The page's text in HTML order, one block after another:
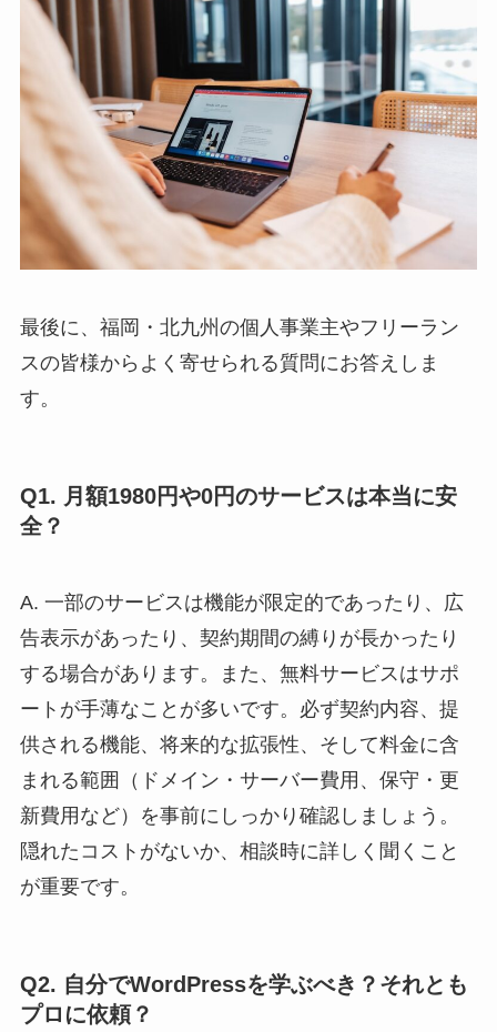
最後に、福岡・北九州の個人事業主やフリーラン
スの皆様からよく寄せられる質問にお答えしま
す。
Q1. 月額1980円や0円のサービスは本当に安
全？
A. 一部のサービスは機能が限定的であったり、広
告表示があったり、契約期間の縛りが長かったり
する場合があります。また、無料サービスはサポ
ートが手薄なことが多いです。必ず契約内容、提
供される機能、将来的な拡張性、そして料金に含
まれる範囲（ドメイン・サーバー費用、保守・更
新費用など）を事前にしっかり確認しましょう。
隠れたコストがないか、相談時に詳しく聞くこと
が重要です。
Q2. 自分でWordPressを学ぶべき？それとも
プロに依頼？